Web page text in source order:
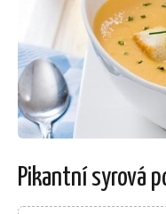
Pikantní syrová